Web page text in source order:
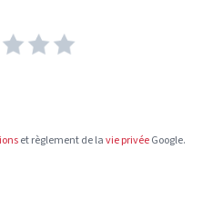
et règlement de lavie privéeGoogle.